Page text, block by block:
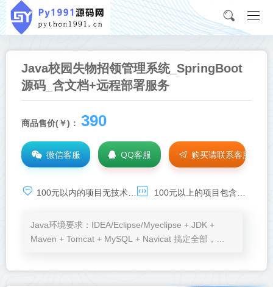
Java校园失物招领管理系统_SpringBoot
源码_含文档+远程部署服务
商品售价(￥)： 390
微信客服 QQ客服 购买请联系客服
100元以内的项目无技术基础服务，承诺项目可运行，如需技术支持，请点击： 100元以上的项目包含环境安装、程序运行、BUG调试等免费服务
Java环境要求：IDEA/Eclipse/Myeclipse + JDK +
Maven + Tomcat + MySQL + Navicat 搞定全部，